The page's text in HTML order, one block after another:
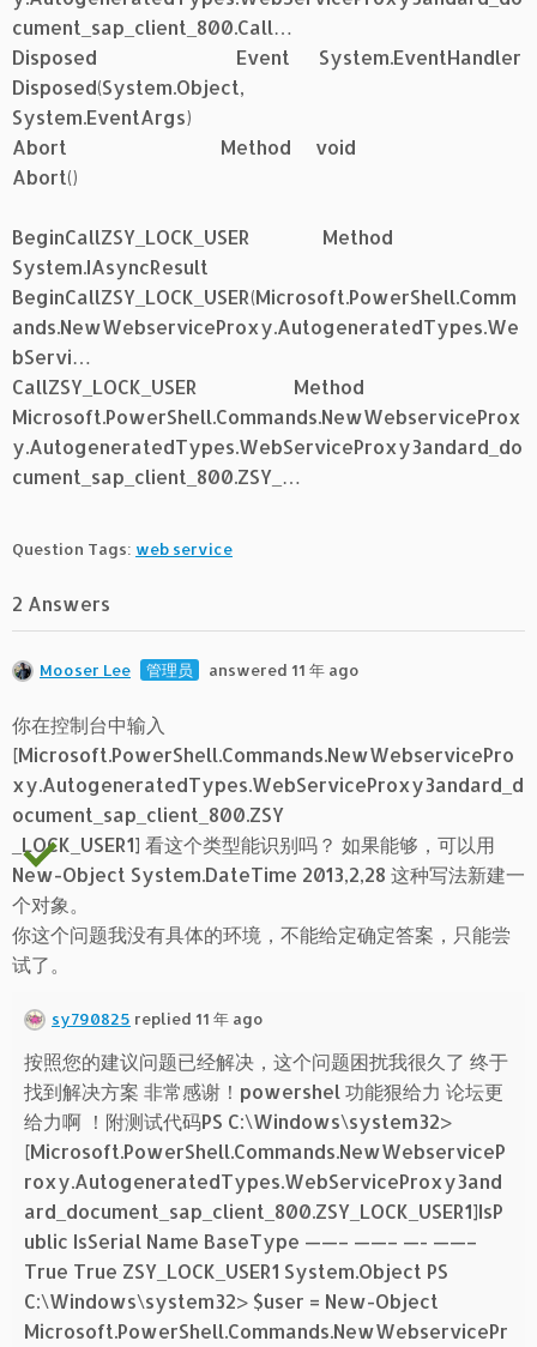
cument_sap_client_800.Call…
Disposed Event System.EventHandler
Disposed(System.Object,
System.EventArgs)
Abort Method void
Abort()
BeginCallZSY_LOCK_USER Method
System.IAsyncResult
BeginCallZSY_LOCK_USER(Microsoft.PowerShell.Comm
ands.NewWebserviceProxy.AutogeneratedTypes.We
bServi…
CallZSY_LOCK_USER Method
Microsoft.PowerShell.Commands.NewWebserviceProx
y.AutogeneratedTypes.WebServiceProxy3andard_do
cument_sap_client_800.ZSY_…
Question Tags: web service
2 Answers
Mooser Lee 管理员 answered 11 年 ago
你在控制台中输入
[Microsoft.PowerShell.Commands.NewWebservicePro
xy.AutogeneratedTypes.WebServiceProxy3andard_d
ocument_sap_client_800.ZSY
_LOCK_USER1] 看这个类型能识别吗？ 如果能够，可以用
New-Object System.DateTime 2013,2,28 这种写法新建一
个对象。
你这个问题我没有具体的环境，不能给定确定答案，只能尝
试了。
sy790825 replied 11 年 ago
按照您的建议问题已经解决，这个问题困扰我很久了 终于
找到解决方案 非常感谢！powershel 功能狠给力 论坛更
给力啊 ！附测试代码PS C:\Windows\system32>
[Microsoft.PowerShell.Commands.NewWebserviceP
roxy.AutogeneratedTypes.WebServiceProxy3and
ard_document_sap_client_800.ZSY_LOCK_USER1]IsP
ublic IsSerial Name BaseType ——– ——– —- ——–
True True ZSY_LOCK_USER1 System.Object PS
C:\Windows\system32> $user = New-Object
Microsoft.PowerShell.Commands.NewWebservicePr